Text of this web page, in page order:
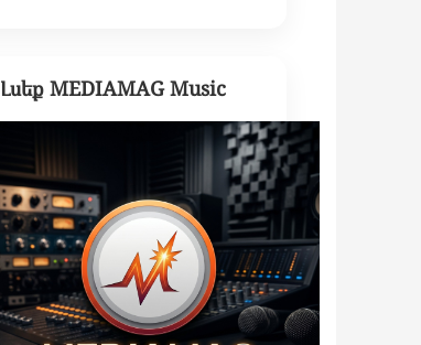
Լսեք MEDIAMAG Music